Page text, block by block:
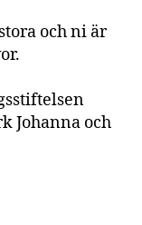
och ni är
Johanna och